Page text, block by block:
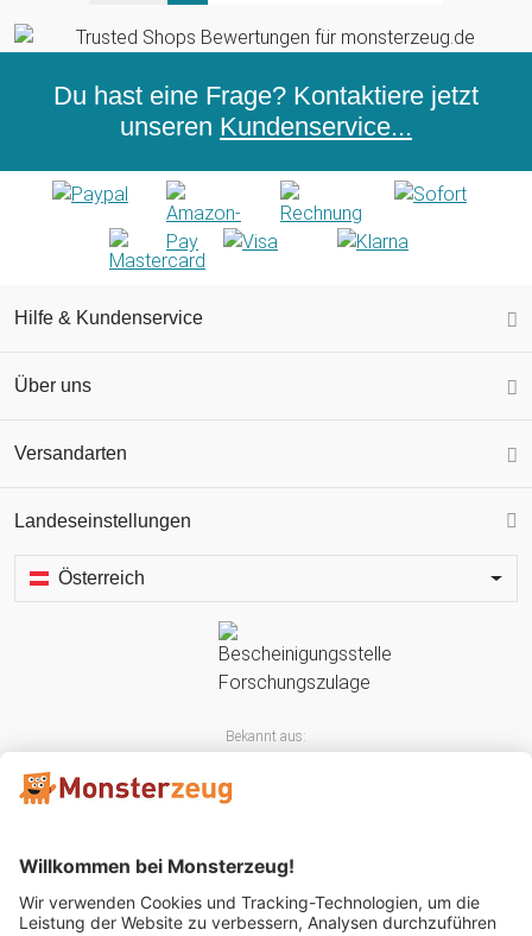
Du hast eine Frage? Kontaktiere jetzt
unseren Kundenservice...
Hilfe & Kundenservice
Über uns
Versandarten
Landeseinstellungen
Österreich
Bekannt aus: